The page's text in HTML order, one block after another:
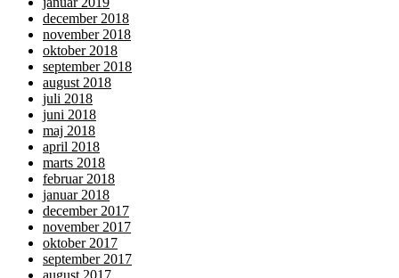
december 2018
november 2018
oktober 2018
september 2018
august 2018
juli 2018
juni 2018
maj 2018
april 2018
marts 2018
februar 2018
januar 2018
december 2017
november 2017
oktober 2017
september 2017
august 2017